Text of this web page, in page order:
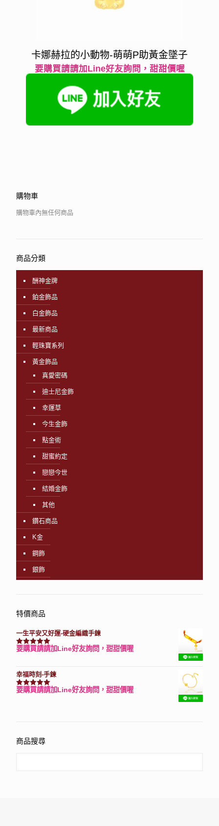
卡娜赫拉的小動物-萌萌P助黃金墜子
要購買請請加Line好友詢問，甜甜價喔
購物車
購物車內無任何商品
商品分類
酬神金牌
鉑金飾品
白金飾品
最新商品
輕珠寶系列
黃金飾品
真愛密碼
迪士尼金飾
幸運草
今生金飾
點金術
甜蜜約定
戀戀今世
結婚金飾
其他
鑽石商品
K金
鋼飾
銀飾
特價商品
一生平安又好運-硬金編織手鍊
評分7740滿分 5
要購買請請加Line好友詢問，甜甜價喔
幸福時刻-手鍊
評分3150滿分 5
要購買請請加Line好友詢問，甜甜價喔
商品搜尋